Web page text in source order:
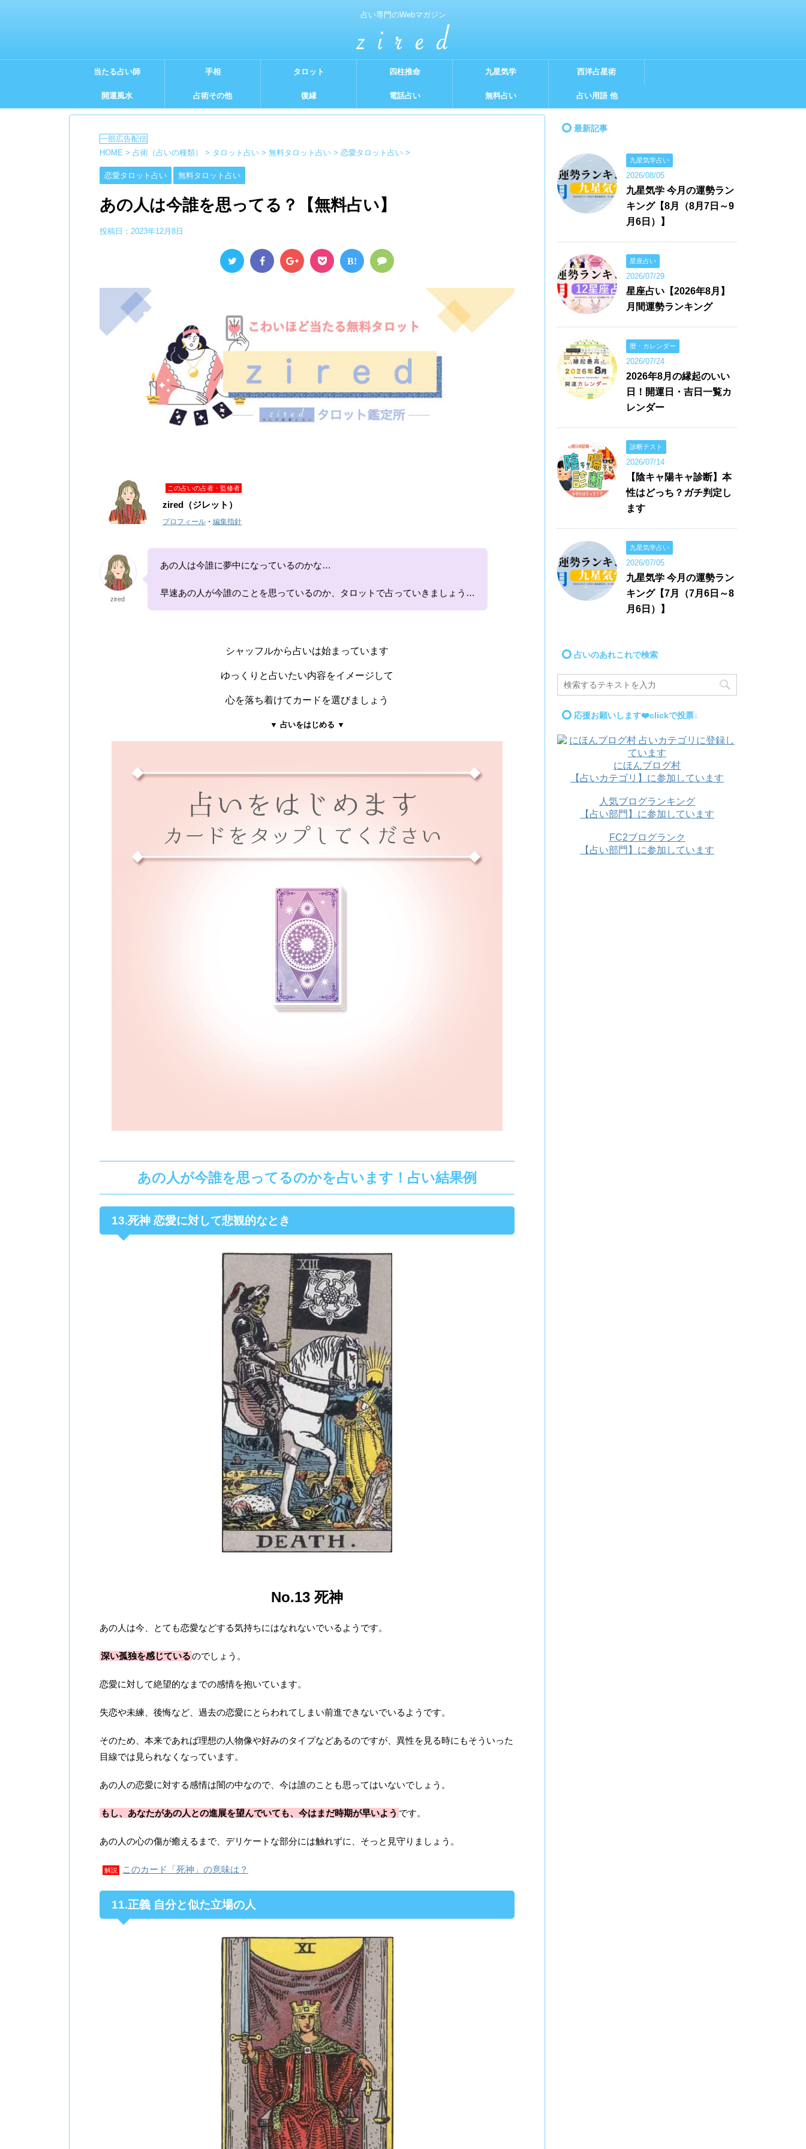
占い専門のWebマガジン
当たる占い師 手相 タロット 四柱推命 九星気学 西洋占星術
開運風水 占術その他 復縁 電話占い 無料占い 占い用語 他
HOME > 占術（占いの種類） > タロット占い > 無料タロット占い > 恋愛タロット占い >
恋愛タロット占い 無料タロット占い
あの人は今誰を思ってる？【無料占い】
投稿日： 2023年12月8日
B!
この占いの占者・監修者
zired（ジレット）
プロフィール ・ 編集指針
zired
あの人は今誰に夢中になっているのかな…
早速あの人が今誰のことを思っているのか、タロットで占っていきましょう…
シャッフルから占いは始まっています
ゆっくりと占いたい内容をイメージして
心を落ち着けてカードを選びましょう
▼ 占いをはじめる ▼
あの人が今誰を思ってるのかを占います！占い結果例
13.死神 恋愛に対して悲観的なとき
No.13 死神
あの人は今、とても恋愛などする気持ちにはなれないでいるようです。
深い孤独を感じているのでしょう。
恋愛に対して絶望的なまでの感情を抱いています。
失恋や未練、後悔など、過去の恋愛にとらわれてしまい前進できないでいるようです。
そのため、本来であれば理想の人物像や好みのタイプなどあるのですが、異性を見る時にもそういった
目線では見られなくなっています。
あの人の恋愛に対する感情は闇の中なので、今は誰のことも思ってはいないでしょう。
もし、あなたがあの人との進展を望んでいても、今はまだ時期が早いよう です。
あの人の心の傷が癒えるまで、デリケートな部分には触れずに、そっと見守りましょう。
解説 このカード「死神」の意味は？
11.正義 自分と似た立場の人
最新記事
九星気学占い
2026/08/05
九星気学 今月の運勢ラン
キング【8月（8月7日～9
月6日）】
星座占い
2026/07/29
星座占い【2026年8月】
月間運勢ランキング
暦・カレンダー
2026/07/24
2026年8月の縁起のいい
日！開運日・吉日一覧カ
レンダー
診断テスト
2026/07/14
【陰キャ陽キャ診断】本
性はどっち？ガチ判定し
ます
九星気学占い
2026/07/05
九星気学 今月の運勢ラン
キング【7月（7月6日～8
月6日）】
占いのあれこれで検索
応援お願いします❤️clickで投票↓
にほんブログ村
【占いカテゴリ】に参加しています
人気ブログランキング
【占い部門】に参加しています
FC2ブログランク
【占い部門】に参加しています